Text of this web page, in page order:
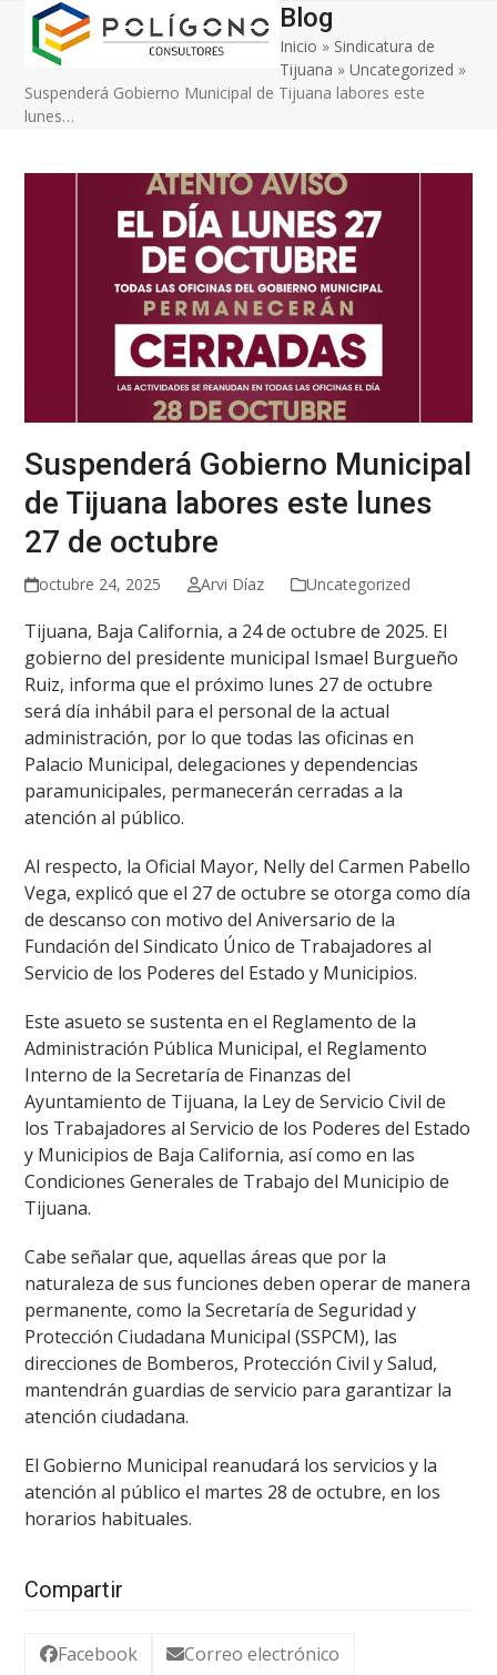
Skip
content
Open
mobile
menu
Close
mobile
menu
Blog
Inicio » Sindicatura de
Tijuana »Uncategorized »
Suspenderá Gobierno Municipal de Tijuana labores este
lunes…
Suspenderá Gobierno Municipal
de Tijuana labores este lunes
27 de octubre
octubre 24, 2025 Arvi Díaz Uncategorized
Tijuana, Baja California, a 24 de octubre de 2025. El
gobierno del presidente municipal Ismael Burgueño
Ruiz, informa que el próximo lunes 27 de octubre
será día inhábil para el personal de la actual
administración, por lo que todas las oficinas en
Palacio Municipal, delegaciones y dependencias
paramunicipales, permanecerán cerradas a la
atención al público.
Al respecto, la Oficial Mayor, Nelly del Carmen Pabello
Vega, explicó que el 27 de octubre se otorga como día
de descanso con motivo del Aniversario de la
Fundación del Sindicato Único de Trabajadores al
Servicio de los Poderes del Estado y Municipios.
Este asueto se sustenta en el Reglamento de la
Administración Pública Municipal, el Reglamento
Interno de la Secretaría de Finanzas del
Ayuntamiento de Tijuana, la Ley de Servicio Civil de
los Trabajadores al Servicio de los Poderes del Estado
y Municipios de Baja California, así como en las
Condiciones Generales de Trabajo del Municipio de
Tijuana.
Cabe señalar que, aquellas áreas que por la
naturaleza de sus funciones deben operar de manera
permanente, como la Secretaría de Seguridad y
Protección Ciudadana Municipal (SSPCM), las
direcciones de Bomberos, Protección Civil y Salud,
mantendrán guardias de servicio para garantizar la
atención ciudadana.
El Gobierno Municipal reanudará los servicios y la
atención al público el martes 28 de octubre, en los
horarios habituales.
Compartir
Facebook Correo electrónico